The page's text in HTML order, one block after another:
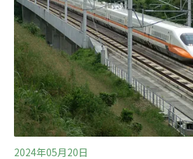
行前，其對於環境、生態和社會的
鍵步驟。然而，目前此案的程序缺
充分參與討論，卻逕僅以「不應讓
求，就在未見客觀具體的可行性與
前，便要進行開發。我們嚴正要求
並依循「資訊公開」的原則，確保
果向公眾公開，並邀請專家、學者
程
2024年05月20日